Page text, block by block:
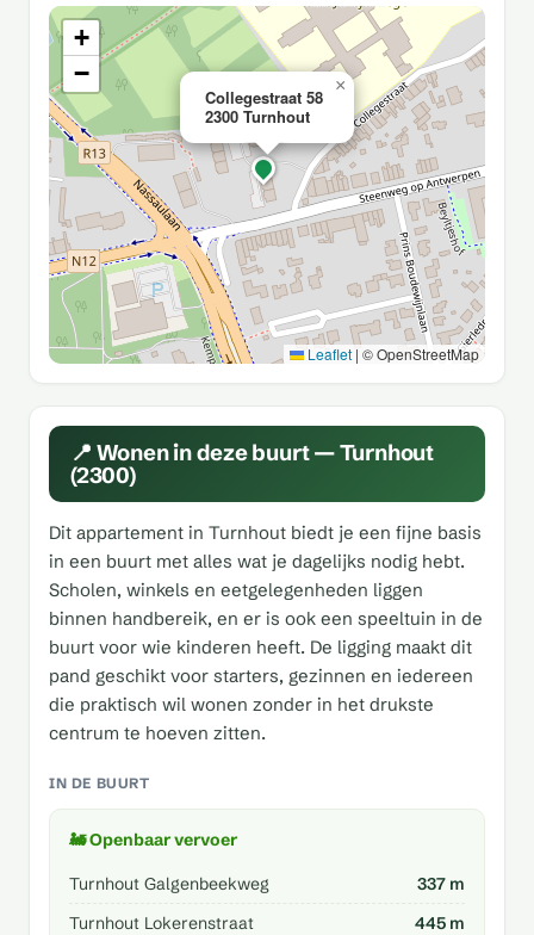
Collegestraat 58
2300 Turnhout
×
+
−
Leaflet | © OpenStreetMap
📍 Wonen in deze buurt — Turnhout
(2300)
Dit appartement in Turnhout biedt je een fijne basis
in een buurt met alles wat je dagelijks nodig hebt.
Scholen, winkels en eetgelegenheden liggen
binnen handbereik, en er is ook een speeltuin in de
buurt voor wie kinderen heeft. De ligging maakt dit
pand geschikt voor starters, gezinnen en iedereen
die praktisch wil wonen zonder in het drukste
centrum te hoeven zitten.
IN DE BUURT
🚂 Openbaar vervoer
Turnhout Galgenbeekweg
337 m
Turnhout Lokerenstraat
445 m